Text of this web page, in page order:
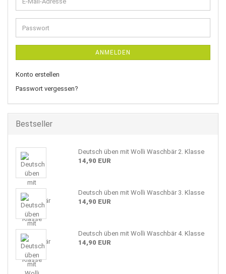
Mail-
Adresse
Passwort
ANMELDEN
Konto erstellen
Passwort vergessen?
Bestseller
Deutsch üben mit Wolli Waschbär 2. Klasse
14,90 EUR
Deutsch üben mit Wolli Waschbär 3. Klasse
14,90 EUR
Deutsch üben mit Wolli Waschbär 4. Klasse
14,90 EUR